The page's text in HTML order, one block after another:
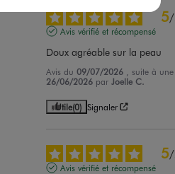
5/
Avis vérifié et récompensé
Doux agréable sur la peau
Avis du09/07/2026 , suite à
26/06/2026 parJoelle C.
Utile(0) Signaler
5/
Avis vérifié et récompensé